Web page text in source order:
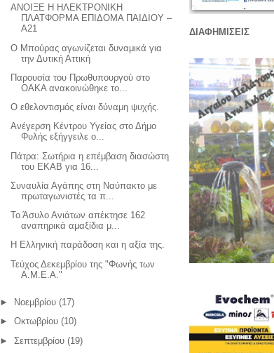
ΑΝΟΙΞΕ Η ΗΛΕΚΤΡΟΝΙΚΗ
ΠΛΑΤΦΟΡΜΑ ΕΠΙΔΟΜΑ ΠΑΙΔΙΟΥ –
Α21
Ο Μπούρας αγωνίζεται δυναμικά για
την Δυτική Αττική
Παρουσία του Πρωθυπουργού στο
ΟΑΚΑ ανακοινώθηκε το...
Ο εθελοντισμός είναι δύναμη ψυχής.
Ανέγερση Κέντρου Υγείας στο Δήμο
Φυλής εξήγγειλε ο...
Πάτρα: Σωτήρια η επέμβαση διασώστη
του ΕΚΑΒ για 16...
Συναυλία Αγάπης στη Ναύπακτο με
πρωταγωνιστές τα π...
Το Άσυλο Ανιάτων απέκτησε 162
αναπηρικά αμαξίδια μ...
Η Ελληνική παράδοση και η αξία της.
Τεύχος Δεκεμβρίου της "Φωνής των
Α.Μ.Ε.Α."
► Νοεμβρίου (17)
► Οκτωβρίου (10)
► Σεπτεμβρίου (19)
ΔΙΑΦΗΜΙΣΕΙΣ